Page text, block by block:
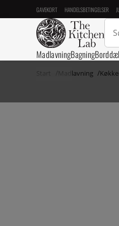
GAVEKORT HANDELSBETINGELSER
MadlavningBagning
Start Madlavning